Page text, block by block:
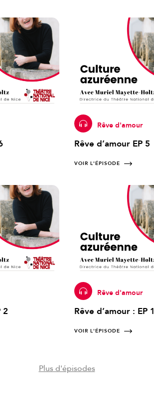
Rêve d'amour
Rêve d’amour EP 5
VOIR L'ÉPISODE
2
Rêve d'amour
Rêve d’amour : EP 1
VOIR L'ÉPISODE
Plus d'épisodes